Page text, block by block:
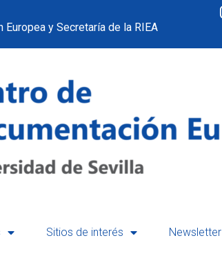
y Secretaría de la RIEA
Sitios de interés Newsletter